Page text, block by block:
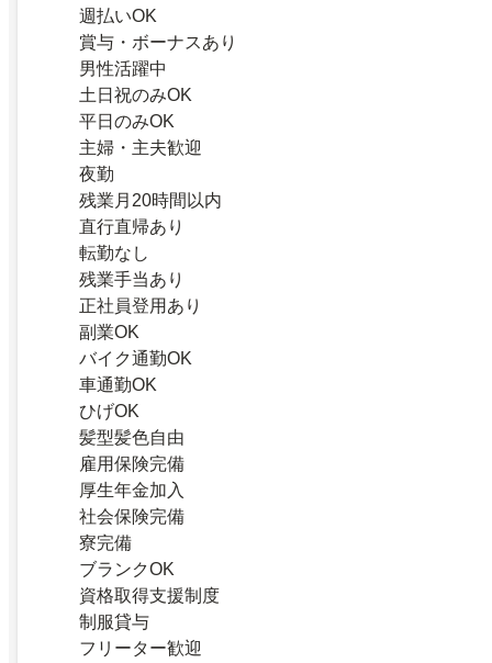
週払いOK
賞与・ボーナスあり
男性活躍中
土日祝のみOK
平日のみOK
主婦・主夫歓迎
夜勤
残業月20時間以内
直行直帰あり
転勤なし
残業手当あり
正社員登用あり
副業OK
バイク通勤OK
車通勤OK
ひげOK
髪型髪色自由
雇用保険完備
厚生年金加入
社会保険完備
寮完備
ブランクOK
資格取得支援制度
制服貸与
フリーター歓迎